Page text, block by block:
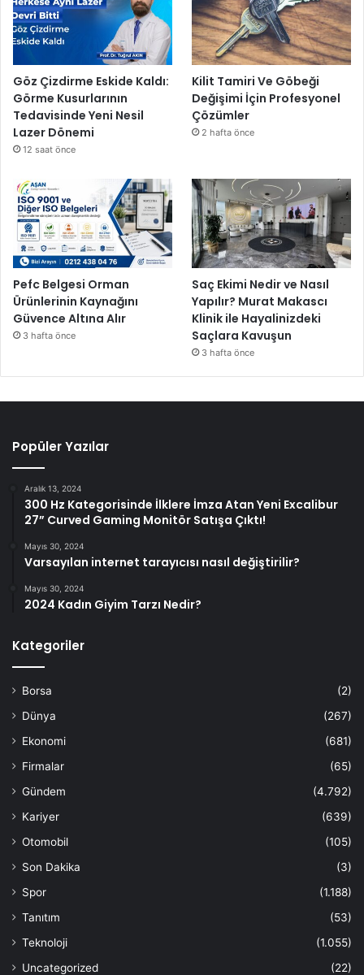
Göz Çizdirme Eskide Kaldı:
Görme Kusurlarının
Tedavisinde Yeni Nesil
Lazer Dönemi
12 saat önce
Kilit Tamiri Ve Göbeği
Değişimi İçin Profesyonel
Çözümler
2 hafta önce
Pefc Belgesi Orman
Ürünlerinin Kaynağını
Güvence Altına Alır
3 hafta önce
Saç Ekimi Nedir ve Nasıl
Yapılır? Murat Makascı
Klinik ile Hayalinizdeki
Saçlara Kavuşun
3 hafta önce
Popüler Yazılar
Aralık 13, 2024
300 Hz Kategorisinde İlklere İmza Atan Yeni Excalibur
27” Curved Gaming Monitör Satışa Çıktı!
Mayıs 30, 2024
Varsayılan internet tarayıcısı nasıl değiştirilir?
Mayıs 30, 2024
2024 Kadın Giyim Tarzı Nedir?
Kategoriler
Borsa
(2)
Dünya
(267)
Ekonomi
(681)
Firmalar
(65)
Gündem
(4.792)
Kariyer
(639)
Otomobil
(105)
Son Dakika
(3)
Spor
(1.188)
Tanıtım
(53)
Teknoloji
(1.055)
Uncategorized
(22)